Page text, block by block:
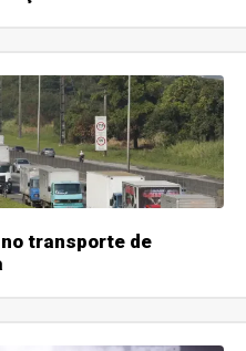
transporte de